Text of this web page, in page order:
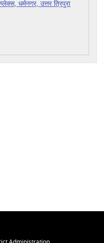
धर्मनगर, उत्तर त्रिपुरा